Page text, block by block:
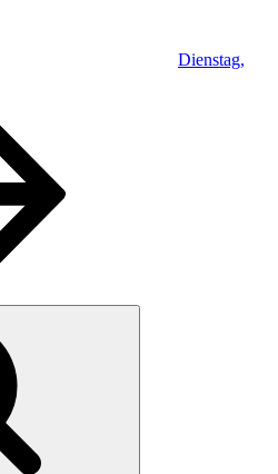
Dienstag,